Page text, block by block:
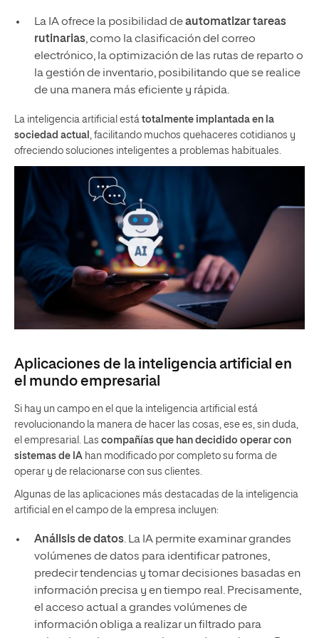
La IA ofrece la posibilidad deautomatizar tareas
rutinarias, como la clasificación del correo
electrónico, la optimización de las rutas de reparto o
la gestión de inventario, posibilitando que se realice
de una manera más eficiente y rápida.
La inteligencia artificial está totalmente implantada en la
sociedad actual
, facilitando muchos quehaceres cotidianos y
ofreciendo soluciones inteligentes a problemas habituales.
Aplicaciones de la inteligencia artificial en
el mundo empresarial
Si hay un campo en el que la inteligencia artificial está
revolucionando la manera de hacer las cosas, ese es, sin duda,
el empresarial. Las compañías que han decidido operar con
sistemas de IA han modificado por completo su forma de
operar y de relacionarse con sus clientes.
Algunas de las aplicaciones más destacadas de la inteligencia
artificial en el campo de la empresa incluyen:
Análisis de datos. La IA permite examinar grandes
volúmenes de datos para identificar patrones,
predecir tendencias y tomar decisiones basadas en
información precisa y en tiempo real. Precisamente,
el acceso actual a grandes volúmenes de
información obliga a realizar un filtrado para